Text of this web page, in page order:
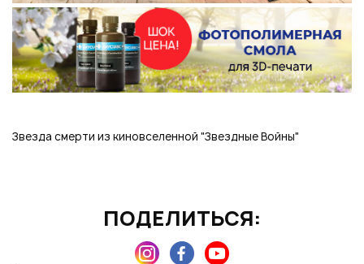
Звезда смерти из киновселенной "Звездные Войны"
ПОДЕЛИТЬСЯ:
Подписаться на новые возможности
Нажимая на кнопку "Отправить", вы даете согласие на обработку